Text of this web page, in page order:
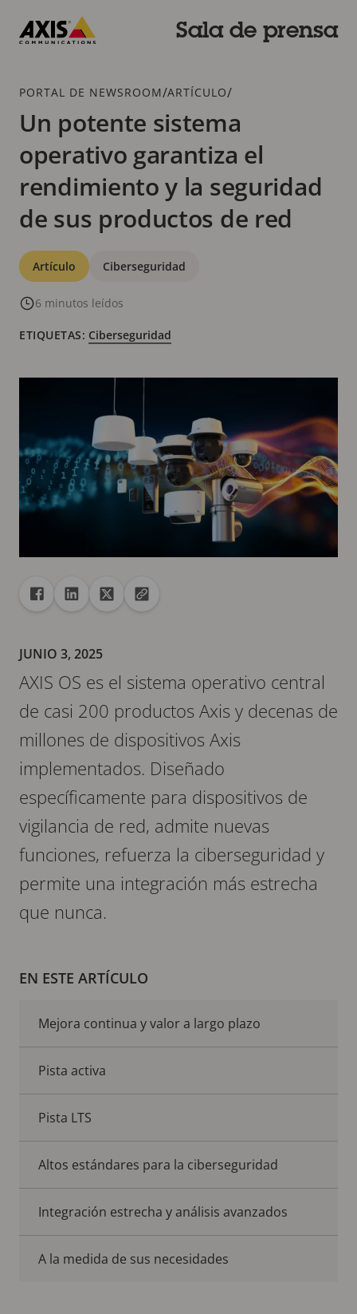
contenido
Sala de prensa
Breadcrumb
PORTAL DE NEWSROOM/ARTÍCULO/
Un potente sistema
operativo garantiza el
rendimiento y la seguridad
de sus productos de red
Categorías
Artículo Ciberseguridad
6 minutos leídos
ETIQUETAS: Ciberseguridad
Recurso compartido
Compartir en Facebook
Compartir en Linkedin
Compartir en X
Copiar la url en el portapapeles
JUNIO 3, 2025
AXIS OS es el sistema operativo central
de casi 200 productos Axis y decenas de
millones de dispositivos Axis
implementados. Diseñado
específicamente para dispositivos de
vigilancia de red, admite nuevas
funciones, refuerza la ciberseguridad y
permite una integración más estrecha
que nunca.
EN ESTE ARTÍCULO
Mejora continua y valor a largo plazo
Pista activa
Pista LTS
Altos estándares para la ciberseguridad
Integración estrecha y análisis avanzados
A la medida de sus necesidades